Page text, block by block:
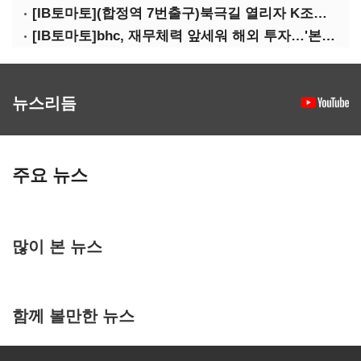
[IB토마토](합정역 7번출구)북극길 열리자 K조선 뜬다
[IB토마토]bhc, 재무체력 앞세워 해외 투자…'본게임' 속도
뉴스리듬
주요 뉴스
많이 본 뉴스
함께 볼만한 뉴스